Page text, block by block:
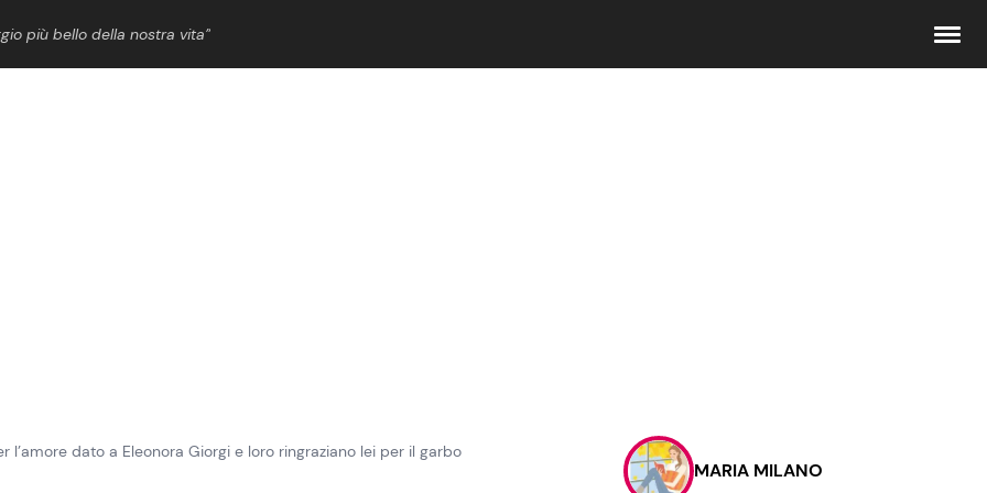
più bello della nostra vita”
Contattaci
Pubblicità
l’amore dato a Eleonora Giorgi e loro ringraziano lei per il garbo
MARIA MILANO